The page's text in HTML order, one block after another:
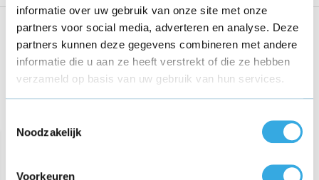
informatie over uw gebruik van onze site met onze
partners voor social media, adverteren en analyse. Deze
partners kunnen deze gegevens combineren met andere
informatie die u aan ze heeft verstrekt of die ze hebben
verzameld op basis van uw gebruik van hun services.
Noodzakelijk
Voorkeuren
Share this product!